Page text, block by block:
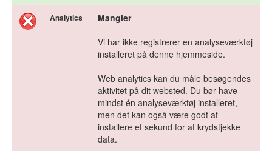
Analytics
Mangler
Vi har ikke registrerer en analyseværktøj
installeret på denne hjemmeside.
Web analytics kan du måle besøgendes
aktivitet på dit websted. Du bør have
mindst én analyseværktøj installeret,
men det kan også være godt at
installere et sekund for at krydstjekke
data.